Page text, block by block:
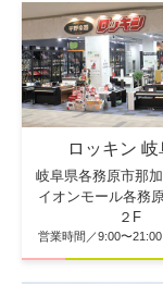
ロッキン 岐
岐阜県各務原市那
イオンモール各務
２F
営業時間／9:00〜